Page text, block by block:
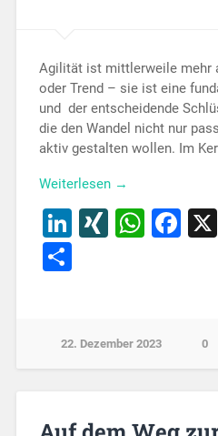
Agilität ist mittlerweile mehr
oder Trend – sie ist eine
und der entscheidende
die den Wandel nicht nur
aktiv gestalten wollen. Im
Weiterlesen →
LinkedIn
XING
Teilen
22. Dezember 2023 0